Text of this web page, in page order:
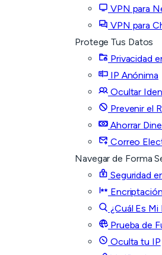
VPN para
VPN para
Protege Tus Datos
Privacidad
IP Anónima
Ocultar
Prevenir el
Ahorrar
Correo
Navegar de Forma
Seguridad
¿Cuál Es Mi
Prueba de
Oculta tu IP